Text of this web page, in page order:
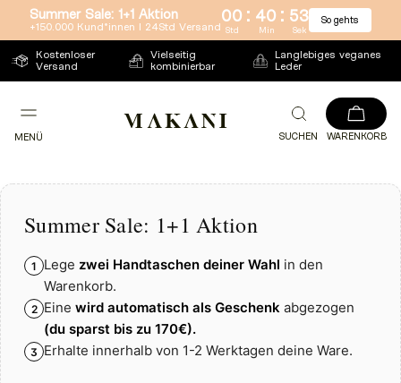
Direkt
zum
Inhalt
Summer Sale: 1+1 Aktion
+150.000 Kund*innen l 24Std Versand
00 : 40 : 53
Std Min Sek
So gehts
Kostenloser
Versand
Vielseitig
kombinierbar
Langlebiges veganes
Leder
MENÜ SUCHEN WARENKORB
Summer Sale: 1+1 Aktion
1 Lege zwei Handtaschen deiner Wahl in den
Warenkorb.
2 Eine wird automatisch als Geschenk abgezogen
(du sparst bis zu 170€).
3 Erhalte innerhalb von 1-2 Werktagen deine Ware.